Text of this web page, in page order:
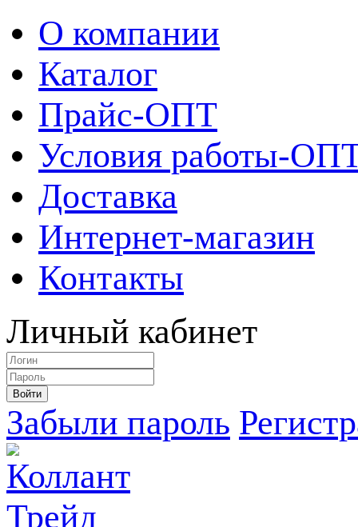
О компании
Каталог
Прайс-ОПТ
Условия работы-
Доставка
Интернет-магазин
Контакты
Личный кабинет
Забыли пароль